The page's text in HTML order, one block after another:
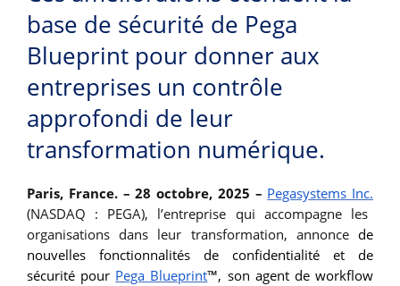
base de sécurité de Pega
Blueprint pour donner aux
entreprises un contrôle
approfondi de leur
transformation numérique.
Paris, France. – 28 octobre, 2025 – Pegasystems Inc.
(NASDAQ : PEGA), l’entreprise qui accompagne les
organisations dans leur transformation, annonce de
nouvelles fonctionnalités de confidentialité et de
sécurité pour Pega Blueprint™, son agent de workflow